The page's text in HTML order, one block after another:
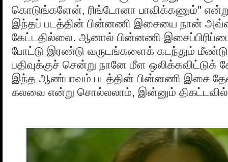
கொடுங்களேன், ரிங்டோனா பாவிக்கணும்"
இந்தப் படத்தின் பின்னணி இசையை நான்
கேட்டதில்லை. ஆனால் பின்னணி
போட்டு இரண்டு வருடங்களைக் கடந்தும்
பதிவுக்குச் சென்று நானே மீள ஒலிக்கவிட்டுக்
இந்த ஆண்பாவம் படத்தின் பின்னணி இசை
கலவை என்று சொல்லலாம், இன்னும்